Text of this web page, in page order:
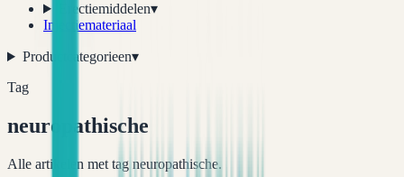
Erectiemiddelen▾
Injectiemateriaal
Productcategorieen▾
Tag
neuropathische
Alle artikelen met tag neuropathische.